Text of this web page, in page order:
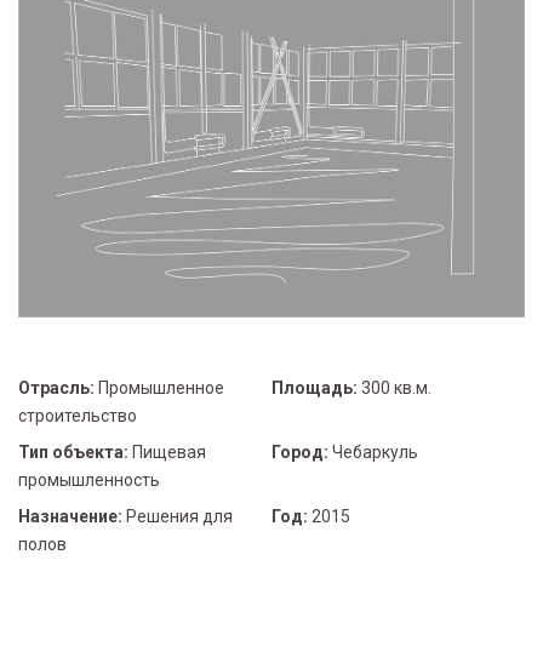
Отрасль: Промышленное
строительство
Площадь: 300 кв.м.
Тип объекта: Пищевая
промышленность
Город: Чебаркуль
Назначение: Решения для
полов
Год: 2015